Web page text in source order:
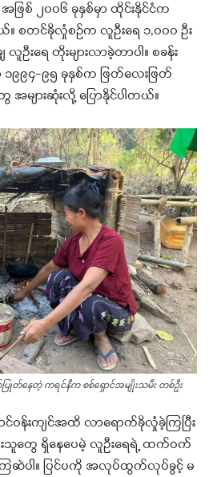
ြစ် ၂၀၀၆ ခုနှစ်မှာ ထိုင်းနိုင်ငံက
စတင်ခိုလှုံစဉ်က လူဦးရေ ၁,၀၀၀ ဦး
လူဦးရေ တိုးများလာခဲ့တာပါ။ စခန်း
၉၄-၉၅ ခုနှစ်က ဖြတ်လေးဖြတ်
ျားဆုံးလို့ ပြောနိုင်ပါတယ်။
ပြုတ်နေတဲ့ ကရင်နီက စစ်ရှောင်အမျိုးသမီး တစ်ဦး
ဝန်းကျင်အထိ လာရောက်ခိုလှုံခဲ့ကြပြီး
တွေ ရှိနေပေမဲ့ လူဦးရေရဲ့ ထက်ဝက်
ကြဆဲပါ။ ပြင်ပကို အလုပ်ထွက်လုပ်ခွင့် မ